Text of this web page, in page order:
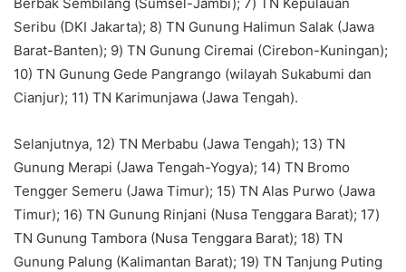
Seribu (DKI Jakarta); 8) TN Gunung Halimun Salak (Jawa
Barat-Banten); 9) TN Gunung Ciremai (Cirebon-Kuningan);
10) TN Gunung Gede Pangrango (wilayah Sukabumi dan
Cianjur); 11) TN Karimunjawa (Jawa Tengah).
Selanjutnya, 12) TN Merbabu (Jawa Tengah); 13) TN
Gunung Merapi (Jawa Tengah-Yogya); 14) TN Bromo
Tengger Semeru (Jawa Timur); 15) TN Alas Purwo (Jawa
Timur); 16) TN Gunung Rinjani (Nusa Tenggara Barat); 17)
TN Gunung Tambora (Nusa Tenggara Barat); 18) TN
Gunung Palung (Kalimantan Barat); 19) TN Tanjung Puting